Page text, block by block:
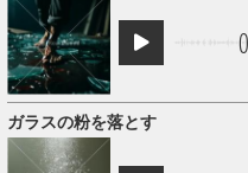
ガラスの粉を落とす